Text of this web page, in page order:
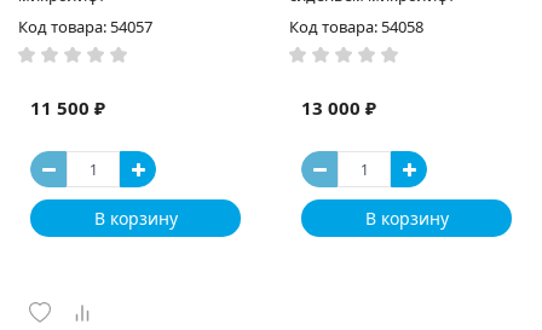
Код товара: 54057
11 500 ₽
В корзину
Код товара: 54058
13 000 ₽
В корзину